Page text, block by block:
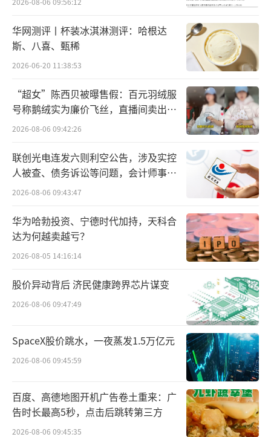
细致的服务，blt express以核心商圈的写字楼
白领为中心，Olé则主要布局在一线、新一线城
市，满足消费者生鲜产品与进口食材的消费需
求。资料显示，2004年，华润万家旗下首家高
端超市Olé在深圳华润万象城开业。截至2023
年12月，华润万家旗下精品超市全国在营门店
总数超120家，截至2024年5月，blt拥有43家
门店。
2023年12月以来，华润万家宣布对全国八
城九店进行升级，将原本的华润万家超市改造
为blt业态。按照华润万家的规划，通过陆续把
一些不符合新战略方向的门店，升级为Olé、bl
t等更符合商圈的高端超市，更好地满足商圈消
费者的升级需求，同时进一步拓宽门店的服务
半径，能够让消费者重回线下门店。尽管华润
万家在高端超市业态上投入了大量资源，但接
连关店的消息凸显了这一转型过程中的运营挑
对于精品超市的发展规划，华润万家方面
回复北京商报记者称，华润万家启动了精品超
华网测评丨杯装冰淇淋测评：哈根达
斯、八喜、甄稀
2026-06-20 11:38:53
“超女”陈西贝被曝售假：百元羽绒服
号称鹅绒实为廉价飞丝，直播间卖出超
百万元
2026-08-06 09:42:26
联创光电连发六则利空公告，涉及实控
人被查、债务诉讼等问题，会计师事务
所曾出具“保留意见”
2026-08-06 09:43:47
华为哈勃投资、宁德时代加持，天科合
达为何越卖越亏？
2026-08-05 14:16:14
股价异动背后 济民健康跨界芯片谋变
2026-08-06 09:47:49
SpaceX股价跳水，一夜蒸发1.5万亿元
2026-08-06 09:45:59
百度、高德地图开机广告卷土重来：广
告时长最高5秒，点击后跳转第三方
2026-08-06 09:45:35